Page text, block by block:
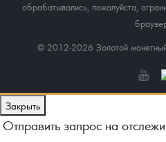
обрабатывались, пожалуйста,
© 2012-2026 Золотой
Закрыть
Отправить запрос на